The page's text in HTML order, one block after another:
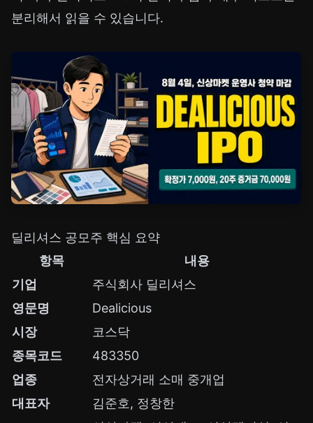
분리해서 읽을 수 있습니다.
딜리셔스 공모주 핵심 요약
항목
내용
기업
주식회사 딜리셔스
영문명
Dealicious
시장
코스닥
종목코드
483350
업종
전자상거래 소매 중개업
대표자
김준호, 정창한